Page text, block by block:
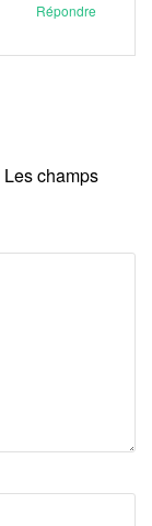
Répondre
Les champs